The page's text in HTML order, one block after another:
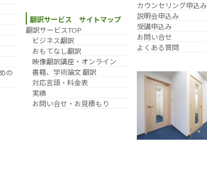
の
翻訳サービス サイトマップ
翻訳サービスTOP
ビジネス翻訳
おもてなし翻訳
映像翻訳講座・オンライン
書籍、学術論文 翻訳
対応言語・料金表
実績
お問い合せ・お見積もり
カウンセリング申込み
説明会申込み
受講申込み
お問い合せ
よくある質問